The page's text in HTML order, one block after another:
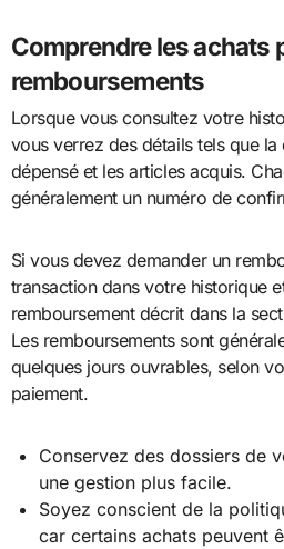
Comprendre les achats
remboursements
Lorsque vous consultez votre
vous verrez des détails tels que la
dépensé et les articles acquis.
généralement un numéro de
Si vous devez demander un
transaction dans votre historique
remboursement décrit dans la
Les remboursements sont
quelques jours ouvrables, selon
paiement.
Conservez des dossiers de
une gestion plus facile.
Soyez conscient de la
car certains achats peuvent